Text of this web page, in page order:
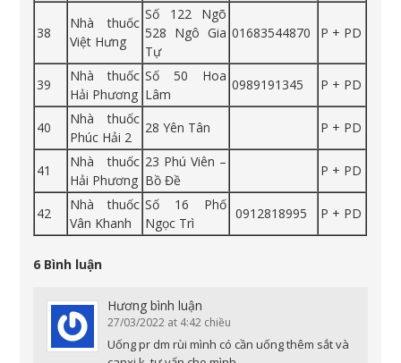
38
Nhà thuốc
Việt Hưng
Số 122 Ngõ
528 Ngô Gia
Tự
01683544870 P + PD
39
Nhà thuốc
Hải Phương
Số 50 Hoa
Lâm
0989191345 P + PD
40
Nhà thuốc
Phúc Hải 2
28 Yên Tân P + PD
41
Nhà thuốc
Hải Phương
23 Phú Viên –
Bồ Đề
P + PD
42
Nhà thuốc
Vân Khanh
Số 16 Phố
Ngọc Trì
0912818995 P + PD
6 Bình luận
Hương bình luận
27/03/2022 at 4:42 chiều
Uống pr dm rùi mình có cần uống thêm sắt và